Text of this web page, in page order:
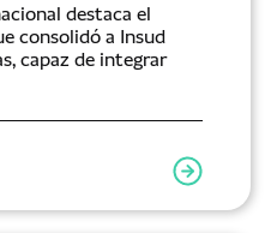
destaca el
consolidó a Insud
capaz de integrar